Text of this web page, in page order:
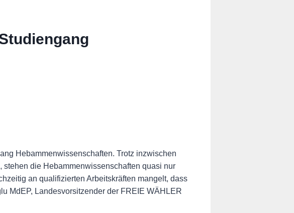
Hebammenwissenschaften. Trotz inzwischen
die Hebammenwissenschaften quasi nur
an qualifizierten Arbeitskräften mangelt, dass
MdEP, Landesvorsitzender der FREIE WÄHLER